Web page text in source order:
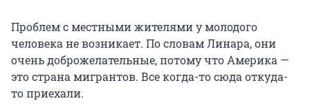
Проблем с местными жителями у молодого
человека не возникает. По словам Линара, они
очень доброжелательные, потому что Америка —
это страна мигрантов. Все когда-то сюда откуда-
то приехали.